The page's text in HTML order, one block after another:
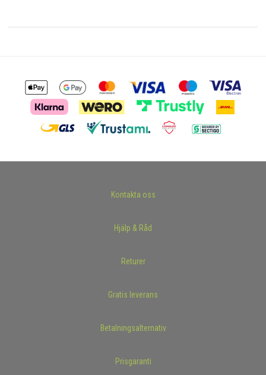
Kontakta oss
Hjälp & Råd
Returer
Gratis leverans
Betalningsalternativ
Prisgaranti